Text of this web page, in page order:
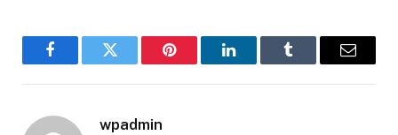
FacebookTwitter Pinterest LinkedInTumblr Email
wpadmin